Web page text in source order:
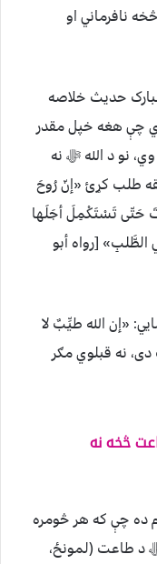
نافرماني او
حدیث خلاصه
چې هغه خپل مقدر
نو د الله ﷻ نه
طلب کړئ «إنّ رُوحَ
حَتّى تَسْتَكْمِلَ أجَلَها
الطَّلبِ» [رواه أبو
«إن الله طيِّبٌ لا
دی، نه قبلوي مګر
څخه نه
ده چې که هر څومره
ﷻ د طاعت (لمونځ،